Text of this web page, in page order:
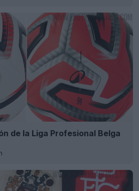
de la Liga Profesional Belga